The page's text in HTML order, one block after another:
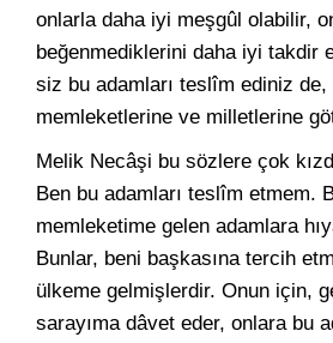
onlarla daha iyi meşgûl olabilir,
beğenmediklerini daha iyi takdir
siz bu adamları teslîm ediniz de,
memleketlerine ve milletlerine
Melik Necâşi bu sözlere çok
Ben bu adamları teslîm etmem.
memleketime gelen adamlara
Bunlar, beni başkasına tercih
ülkeme gelmişlerdir. Onun için,
sarayıma dâvet eder, onlara bu